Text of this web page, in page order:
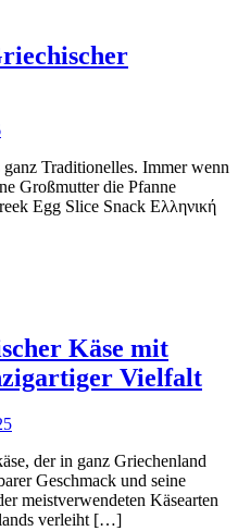
Traditionelles. Immer wenn
Großmutter die Pfanne
Egg Slice Snack Ελληνική
Käse mit
Vielfalt
der in ganz Griechenland
Geschmack und seine
meistverwendeten Käsearten
verleiht […]